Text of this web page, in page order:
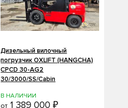
Дизельный вилочный
погрузчик OXLIFT (HANGCHA)
CPCD 30-AG2
30/3000/SS/Cabin
В НАЛИЧИИ
от 1 389 000 ₽